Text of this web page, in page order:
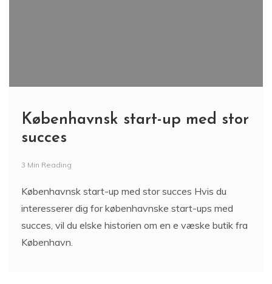
Københavnsk start-up med stor
succes
3 Min Reading
Københavnsk start-up med stor succes Hvis du
interesserer dig for københavnske start-ups med
succes, vil du elske historien om en e væske butik fra
København.